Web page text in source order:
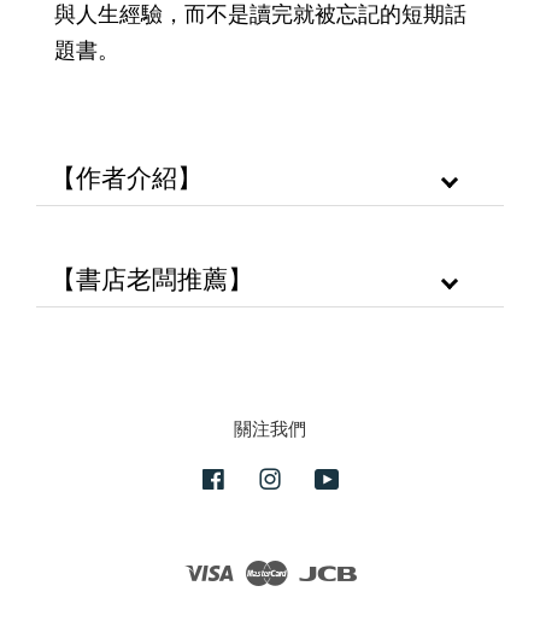
與人生經驗，而不是讀完就被忘記的短期話
題書。
【作者介紹】
【書店老闆推薦】
關注我們
FacebookInstagram
Visa Master